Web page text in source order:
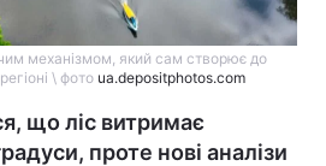
механізмом, який сам створює до
\ фото ua.depositphotos.com
що ліс витримає
проте нові аналізи